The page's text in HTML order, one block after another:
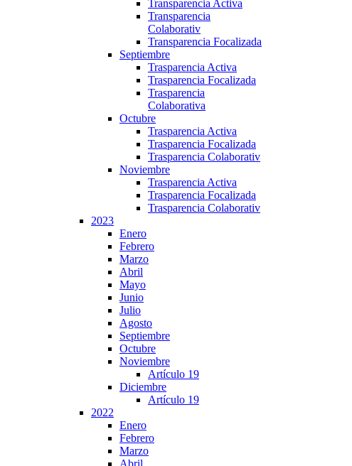
Transparencia Activa
Transparencia
Colaborativ
Transparencia Focalizada
Septiembre
Trasparencia Activa
Trasparencia Focalizada
Trasparencia
Colaborativa
Octubre
Trasparencia Activa
Trasparencia Focalizada
Trasparencia Colaborativ
Noviembre
Trasparencia Activa
Trasparencia Focalizada
Trasparencia Colaborativ
2023
Enero
Febrero
Marzo
Abril
Mayo
Junio
Julio
Agosto
Septiembre
Octubre
Noviembre
Artículo 19
Diciembre
Artículo 19
2022
Enero
Febrero
Marzo
Abril